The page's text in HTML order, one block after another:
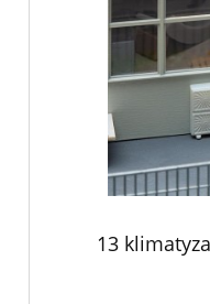
13